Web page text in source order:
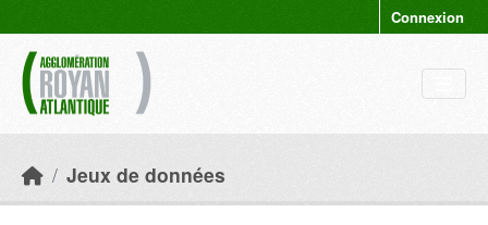
Connexion
Jeux de données